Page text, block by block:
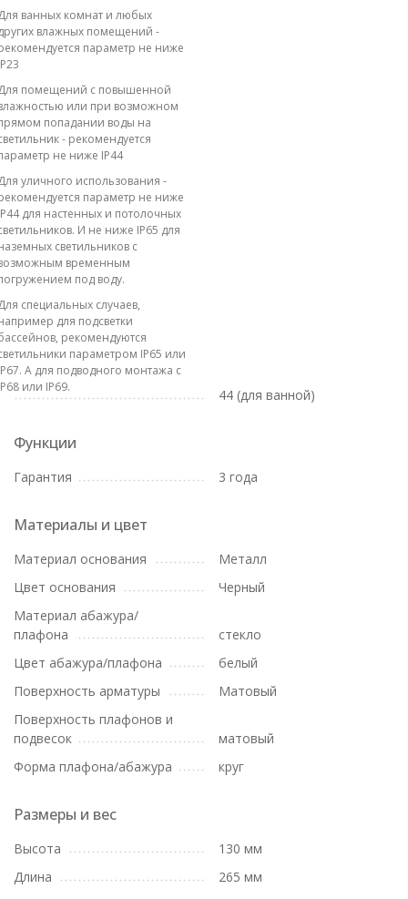
ванных комнат и любых
влажных помещений -
параметр не ниже
помещений с повышенной
или при возможном
попадании воды на
- рекомендуется
не ниже IP44
уличного использования -
параметр не ниже
для настенных и потолочных
И не ниже IP65 для
светильников с
временным
под воду.
специальных случаев,
для подсветки
рекомендуются
параметром IP65 или
А для подводного монтажа с
или IP69.
44 (для ванной)
Функции
Гарантия 3 года
Материалы и цвет
Материал основания
Металл
Цвет основания
Черный
Материал абажура/
плафона
стекло
Цвет абажура/плафона
белый
Поверхность арматуры
Матовый
Поверхность плафонов и
подвесок
матовый
Форма плафона/абажура
круг
Размеры и вес
Высота
130 мм
Длина
265 мм